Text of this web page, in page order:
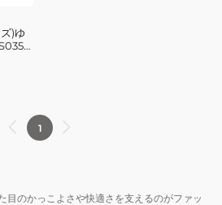
)ゆ
1
目のかっこよさや快適さを支えるのがファッ